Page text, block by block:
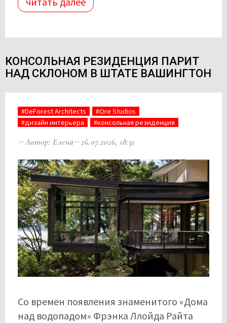
КОНСОЛЬНАЯ РЕЗИДЕНЦИЯ ПАРИТ
НАД СКЛОНОМ В ШТАТЕ ВАШИНГТОН
#DeForest Architects
#Ore Studios
#дизайн интерьера
#консольная резиденция
Автор: Елена 26.07.2026, 18:31
Со времен появления знаменитого «Дома
над водопадом» Фрэнка Ллойда Райта